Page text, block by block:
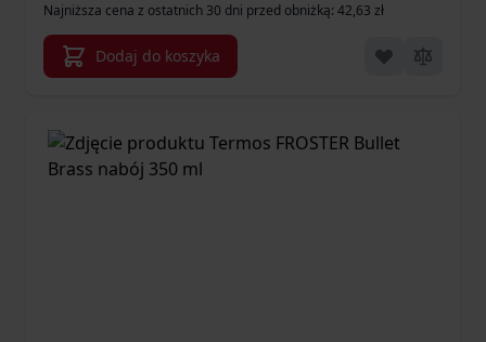
Najniższa cena z ostatnich 30 dni przed obniżką: 42,63 zł
Dodaj do koszyka